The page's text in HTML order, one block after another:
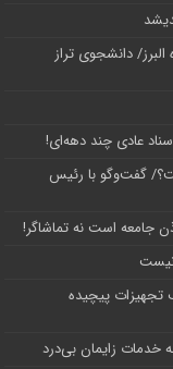
دانشجوی تراز
عادی چند‌ دهه‌ای!
گفت‌وگو با رئیس
جامعه است نه تماشاگر!
پیچیده